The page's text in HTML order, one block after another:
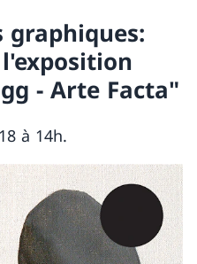
graphiques:
- Arte Facta"
à 14h.